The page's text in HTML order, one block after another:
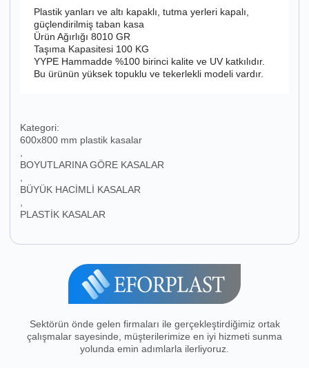
Plastik yanları ve altı kapaklı, tutma yerleri kapalı,
güçlendirilmiş taban kasa
Ürün Ağırlığı 8010 GR
Taşıma Kapasitesi 100 KG
YYPE Hammadde %100 birinci kalite ve UV katkılıdır.
Bu ürünün yüksek topuklu ve tekerlekli modeli vardır.
Kategori:
600x800 mm plastik kasalar
,
BOYUTLARINA GÖRE KASALAR
,
BÜYÜK HACİMLİ KASALAR
,
PLASTİK KASALAR
Sektörün önde gelen firmaları ile gerçekleştirdiğimiz ortak
çalışmalar sayesinde, müşterilerimize en iyi hizmeti sunma
yolunda emin adımlarla ilerliyoruz.